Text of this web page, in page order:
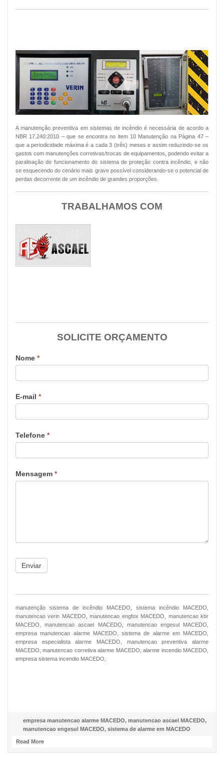
A manutenção preventiva em sistemas de incêndio é necessária de acordo a
NBR 17.240:2010 – que se encontra no item 10 Manutenção na Página 47 –
que a periodicidade máxima é a cada 3 (três) meses e assim reduzindo-se os
gastos com manutenções corretivas/trocas de equipamentos, podendo evitar a
paralisação do funcionamento do sistema de proteção contra incêndio, e não
se esquecendo do cenário mais grave possível considerando-se o potencial de
perdas decorrente de um incêndio de grandes proporções.
TRABALHAMOS COM
SOLICITE ORÇAMENTO
Nome *
E-mail *
Telefone *
Mensagem *
Enviar
manutenção sistema de incêndio MACEDO, sistema incêndio MACEDO,
manutencao verin MACEDO, manutencao engfox MACEDO, manutencao kbr
MACEDO, manutencao ascael MACEDO, manutencao engesul MACEDO,
empresa manutencao alarme MACEDO, sistema de alarme em MACEDO,
empresa especialista alarme MACEDO, manutencao preventiva alarme
MACEDO, manutencao corretiva alarme MACEDO, alarme incendio MACEDO,
empresa sistema incendio MACEDO,
empresa manutencao alarme MACEDO, manutencao ascael MACEDO,
manutencao engesul MACEDO, sistema de alarme em MACEDO
Read More